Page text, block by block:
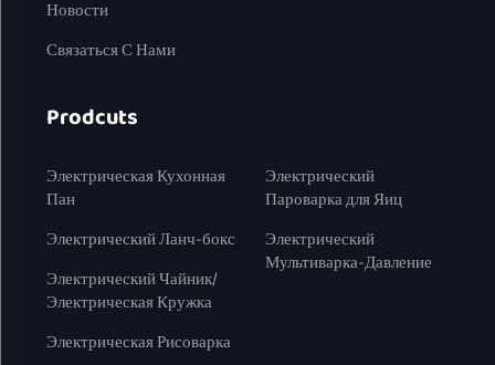
Новости
Связаться С Нами
Prodcuts
Электрическая Кухонная
Пан
Электрический Ланч-бокс
Электрический Чайник/
Электрическая Кружка
Электрическая Рисоварка
Электрический
Пароварка для Яиц
Электрический
Мультиварка-Давление